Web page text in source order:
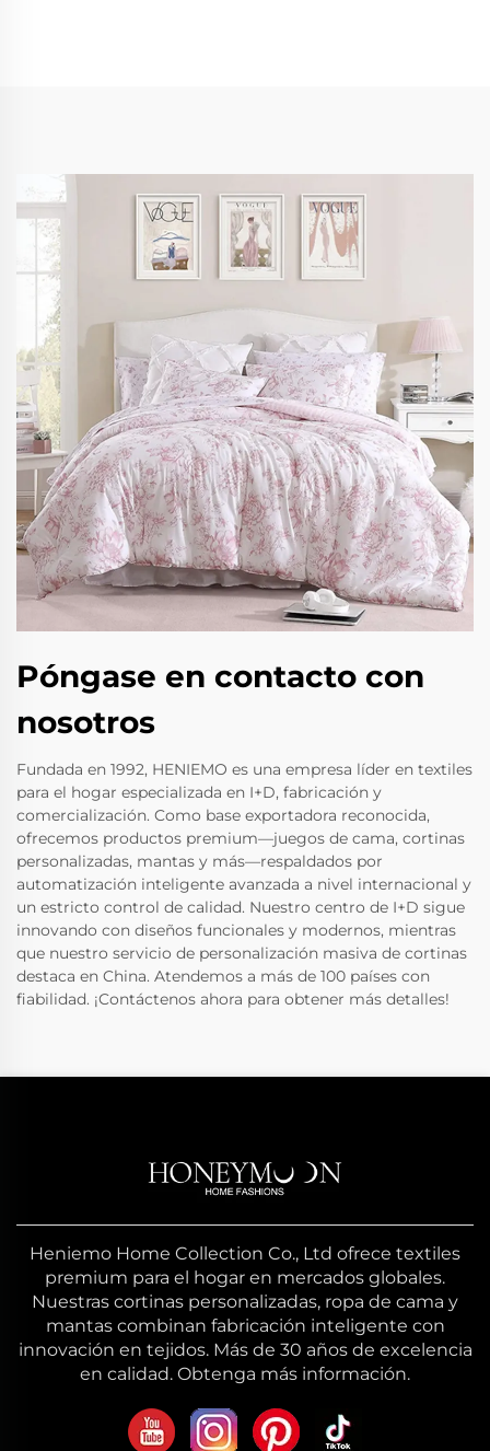
Póngase en contacto con
nosotros
Fundada en 1992, HENIEMO es una empresa líder en textiles
para el hogar especializada en I+D, fabricación y
comercialización. Como base exportadora reconocida,
ofrecemos productos premium—juegos de cama, cortinas
personalizadas, mantas y más—respaldados por
automatización inteligente avanzada a nivel internacional y
un estricto control de calidad. Nuestro centro de I+D sigue
innovando con diseños funcionales y modernos, mientras
que nuestro servicio de personalización masiva de cortinas
destaca en China. Atendemos a más de 100 países con
fiabilidad. ¡Contáctenos ahora para obtener más detalles!
Heniemo Home Collection Co., Ltd ofrece textiles
premium para el hogar en mercados globales.
Nuestras cortinas personalizadas, ropa de cama y
mantas combinan fabricación inteligente con
innovación en tejidos. Más de 30 años de excelencia
en calidad. Obtenga más información.